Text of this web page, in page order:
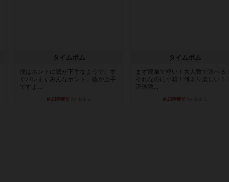
タイムボム
僕はホントに嘘が下手なようで、す
ぐバレますみんなホント、嘘が上手
ですよ...
約23時間前
タイムボム
まず簡単で軽い！大人数で遊べる！
それなのに小箱！何より楽しい！！
正体隠...
約23時間前